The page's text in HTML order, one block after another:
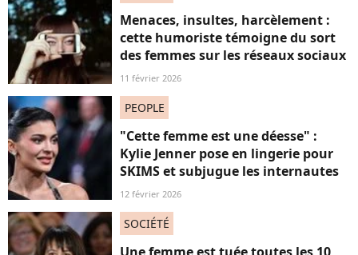
Menaces, insultes, harcèlement :
cette humoriste témoigne du sort
des femmes sur les réseaux sociaux
11 février 2026
PEOPLE
"Cette femme est une déesse" :
Kylie Jenner pose en lingerie pour
SKIMS et subjugue les internautes
12 février 2026
SOCIÉTÉ